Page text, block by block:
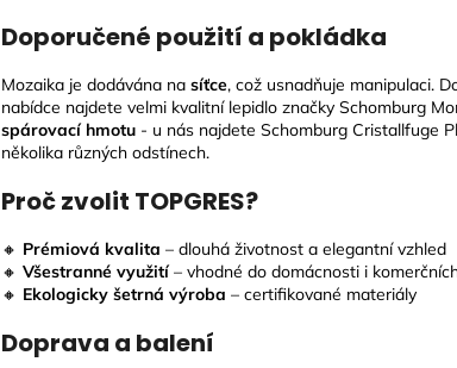
Doporučené použití a pokládka
Mozaika je dodávána na síťce, což usnadňuje manipulaci.
nabídce najdete velmi kvalitní lepidlo značky Schomburg
spárovací hmotu - u nás najdete Schomburg Cristallfuge
několika různých odstínech.
Proč zvolit TOPGRES?
🔸 Prémiová kvalita – dlouhá životnost a elegantní vzhled
🔸 Všestranné využití – vhodné do domácnosti i
🔸 Ekologicky šetrná výroba – certifikované materiály
Doprava a balení